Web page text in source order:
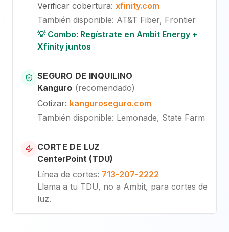
Verificar cobertura: xfinity.com
También disponible: AT&T Fiber, Frontier
💡 Combo: Regístrate en Ambit Energy +
Xfinity juntos
SEGURO DE INQUILINO
Kanguro (recomendado)
Cotizar: kanguroseguro.com
También disponible: Lemonade, State Farm
CORTE DE LUZ
CenterPoint (TDU)
Línea de cortes: 713-207-2222
Llama a tu TDU, no a Ambit, para cortes de
luz.